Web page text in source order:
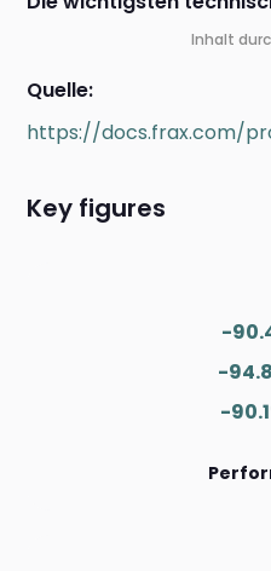
Inhalt
Quelle:
https://docs.frax.com/
Key figures
-
-
-